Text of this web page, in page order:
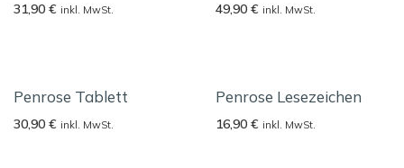
31,90 € inkl. MwSt. 49,90 € inkl. MwSt.
Penrose Tablett
30,90 € inkl. MwSt.
Penrose Lesezeichen
16,90 € inkl. MwSt.